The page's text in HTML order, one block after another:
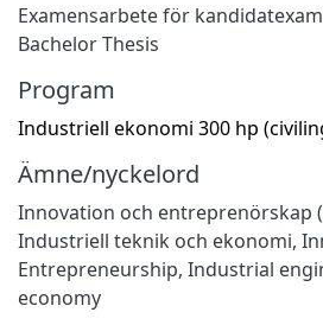
Examensarbete för
Bachelor Thesis
Program
Industriell ekonomi 300 hp
Ämne/nyckelord
Innovation och entreprenörskap
Industriell teknik och ekonomi,
Entrepreneurship, Industrial
economy